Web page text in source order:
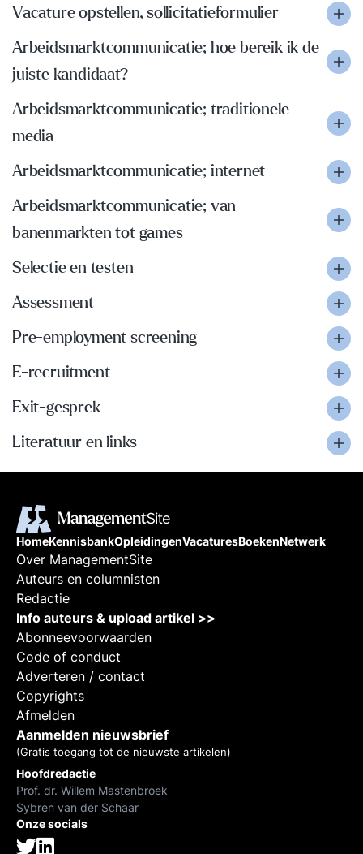
Vacature opstellen, sollicitatieformulier
Arbeidsmarktcommunicatie; hoe bereik ik de
juiste kandidaat?
Arbeidsmarktcommunicatie; traditionele
media
Arbeidsmarktcommunicatie; internet
Arbeidsmarktcommunicatie; van
banenmarkten tot games
Selectie en testen
Assessment
Pre-employment screening
E-recruitment
Exit-gesprek
Literatuur en links
HomeKennisbankOpleidingenVacaturesBoekenNetwerk
Over ManagementSite
Auteurs en columnisten
Redactie
Info auteurs & upload artikel >>
Abonneevoorwaarden
Code of conduct
Adverteren / contact
Copyrights
Afmelden
Aanmelden nieuwsbrief
(Gratis toegang tot de nieuwste artikelen)
Hoofdredactie
Prof. dr. Willem Mastenbroek
Sybren van der Schaar
Onze socials